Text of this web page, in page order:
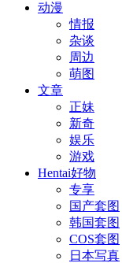
动漫
情报
杂谈
周边
萌图
文章
正妹
新奇
娱乐
游戏
Hentai好物
专享
国产套图
韩国套图
COS套图
日本写真